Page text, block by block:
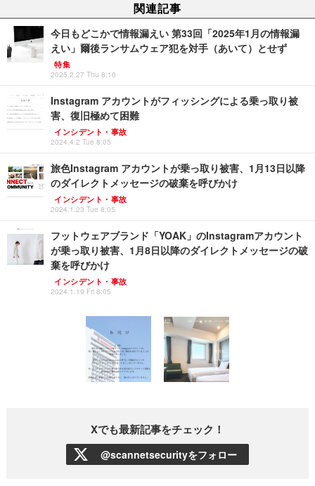
関連記事
今日もどこかで情報漏えい 第33回「2025年1月の情報漏
えい」爾後ランサムウェア犯を対手（あいて）とせず
特集
2025.2.27 Thu 8:10
Instagram アカウントがフィッシングによる乗っ取り被
害、復旧極めて困難
インシデント・事故
2024.4.2 Tue 8:05
旅色Instagram アカウントが乗っ取り被害、1月13日以降
のダイレクトメッセージの破棄を呼びかけ
インシデント・事故
2024.1.23 Tue 8:05
フットウェアブランド「YOAK」のInstagramアカウント
が乗っ取り被害、1月8日以降のダイレクトメッセージの破
棄を呼びかけ
インシデント・事故
2024.1.19 Fri 8:05
Xでも最新記事をチェック！
@scannetsecurityをフォロー